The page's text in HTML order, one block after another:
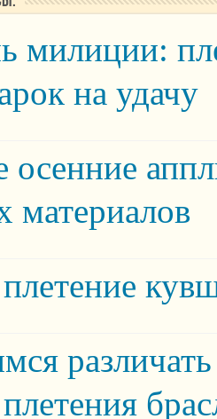
милиции:
на удачу
осенние
материалов